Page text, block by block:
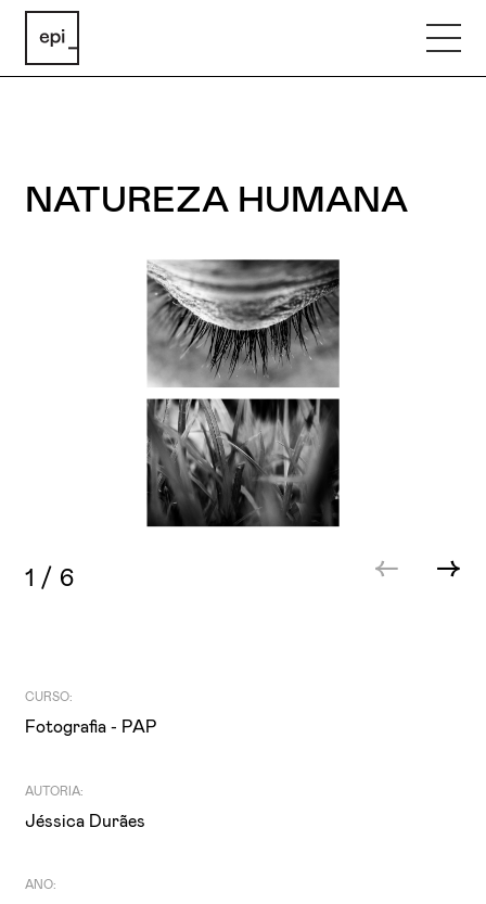
NATUREZA HUMANA
1 / 6
CURSO:
Fotografia - PAP
AUTORIA:
Jéssica Durães
ANO: